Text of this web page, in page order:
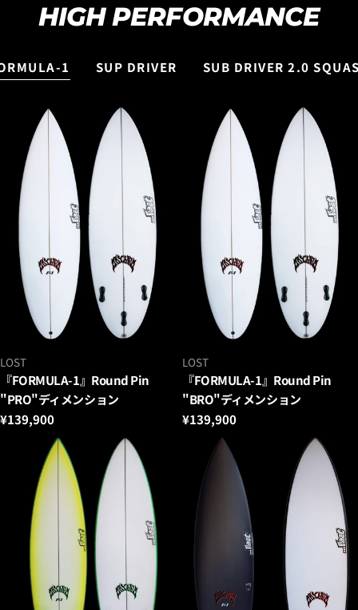
HIGH PERFORMANCE
1 SUP DRIVER SUB DRIVER 2.0
ベ
ン
ダ
ー：
LOST
『FORMULA-1』Round Pin
"PRO"ディメンション
通
¥139,900
ベ
ン
ダ
ー：
LOST
『FORMULA-1』Round Pin
"BRO"ディメンション
通
¥139,900